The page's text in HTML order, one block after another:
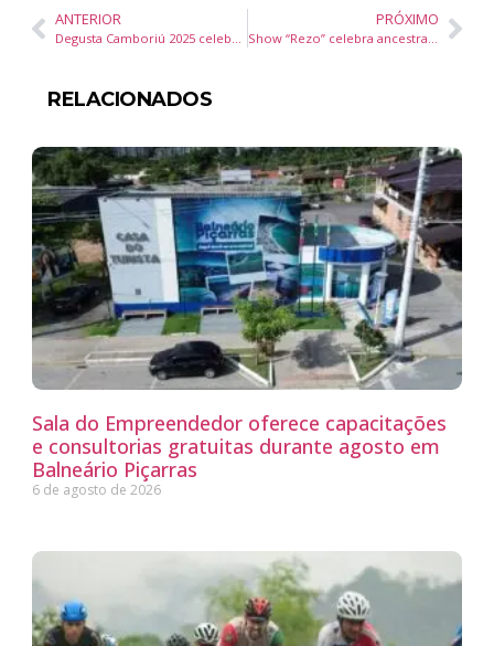
ANTERIOR
Degusta Camboriú 2025 celebra o Cinema Brasileiro com pratos inspirados em grandes filmes
PRÓXIMO
Show “Rezo” celebra ancestralidade e cultura popular na Casa da Cultura de Itajaí
RELACIONADOS
Sala do Empreendedor oferece capacitações
e consultorias gratuitas durante agosto em
Balneário Piçarras
6 de agosto de 2026